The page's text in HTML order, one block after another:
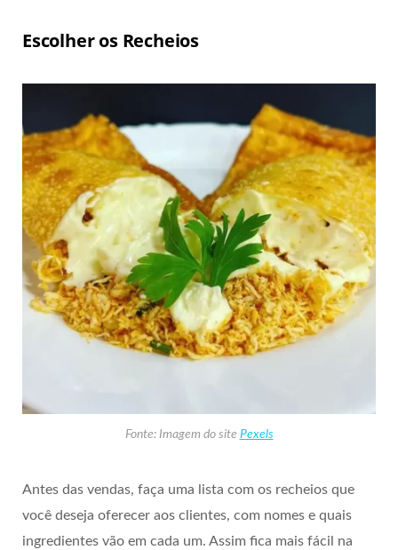
Escolher os Recheios
Fonte: Imagem do site Pexels
Antes das vendas, faça uma lista com os recheios que
você deseja oferecer aos clientes, com nomes e quais
ingredientes vão em cada um. Assim fica mais fácil na